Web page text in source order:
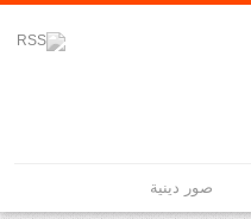
صور دينية